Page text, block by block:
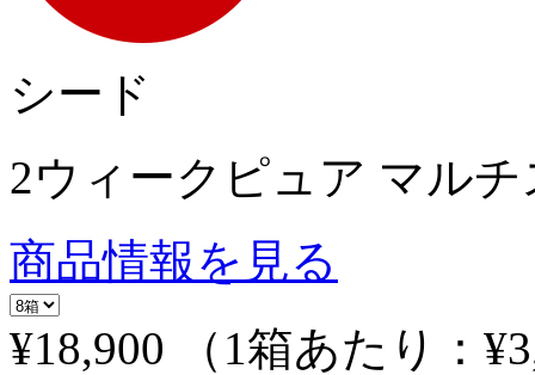
シード
2ウィークピュア マル
商品情報を見る
¥18,900
（1箱あたり：